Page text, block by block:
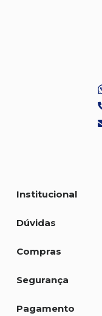
Institucional
Dúvidas
Compras
Segurança
Pagamento